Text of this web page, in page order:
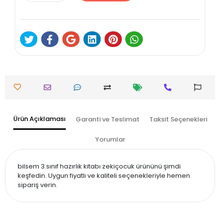
Ürün Açıklaması Garanti ve Teslimat Taksit Seçenekleri
Yorumlar
bilsem 3.sınıf hazırlık kitabı zekiçocuk ürününü şimdi
keşfedin. Uygun fiyatlı ve kaliteli seçenekleriyle hemen
sipariş verin.